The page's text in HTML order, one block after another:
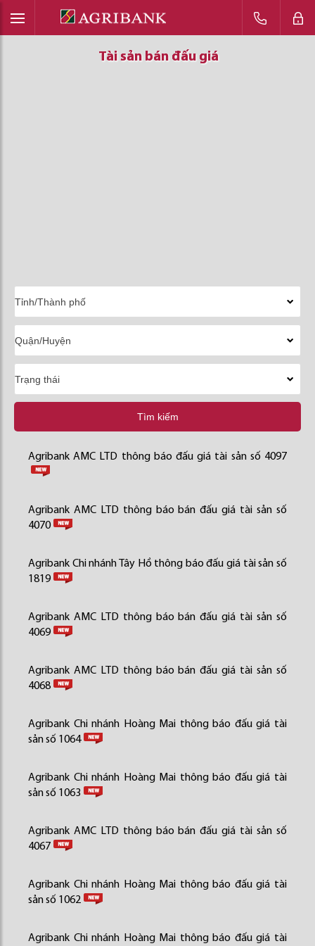
Tài sản bán đấu giá
Tài sản bán đấu giá
Tài sản bán đấu giá
Tìm kiếm
Agribank AMC LTD thông báo đấu giá tài sản số 4097
Agribank AMC LTD thông báo bán đấu giá tài sản số
4070
Agribank Chi nhánh Tây Hồ thông báo đấu giá tài sản số
1819
Agribank AMC LTD thông báo bán đấu giá tài sản số
4069
Agribank AMC LTD thông báo bán đấu giá tài sản số
4068
Agribank Chi nhánh Hoàng Mai thông báo đấu giá tài
sản số 1064
Agribank Chi nhánh Hoàng Mai thông báo đấu giá tài
sản số 1063
Agribank AMC LTD thông báo bán đấu giá tài sản số
4067
Agribank Chi nhánh Hoàng Mai thông báo đấu giá tài
sản số 1062
Agribank Chi nhánh Hoàng Mai thông báo đấu giá tài